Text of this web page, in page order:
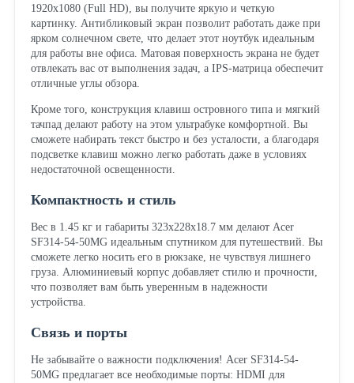
1920x1080 (Full HD), вы получите яркую и четкую
картинку. Антибликовый экран позволит работать даже при
ярком солнечном свете, что делает этот ноутбук идеальным
для работы вне офиса. Матовая поверхность экрана не будет
отвлекать вас от выполнения задач, а IPS-матрица обеспечит
отличные углы обзора.
Кроме того, конструкция клавиш островного типа и мягкий
тачпад делают работу на этом ультрабуке комфортной. Вы
сможете набирать текст быстро и без усталости, а благодаря
подсветке клавиш можно легко работать даже в условиях
недостаточной освещенности.
Компактность и стиль
Вес в 1.45 кг и габариты 323x228x18.7 мм делают Acer
SF314-54-50MG идеальным спутником для путешествий. Вы
сможете легко носить его в рюкзаке, не чувствуя лишнего
груза. Алюминиевый корпус добавляет стилю и прочности,
что позволяет вам быть уверенным в надежности
устройства.
Связь и порты
Не забывайте о важности подключения! Acer SF314-54-
50MG предлагает все необходимые порты: HDMI для